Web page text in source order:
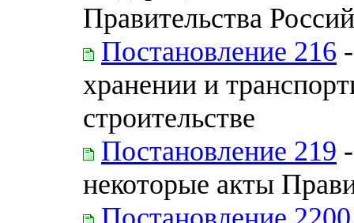
Правительства
Постановление 216
хранении и
строительстве
Постановление 219
некоторые акты